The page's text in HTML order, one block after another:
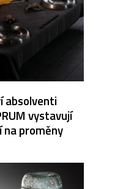
absolventi
vystavují
na proměny